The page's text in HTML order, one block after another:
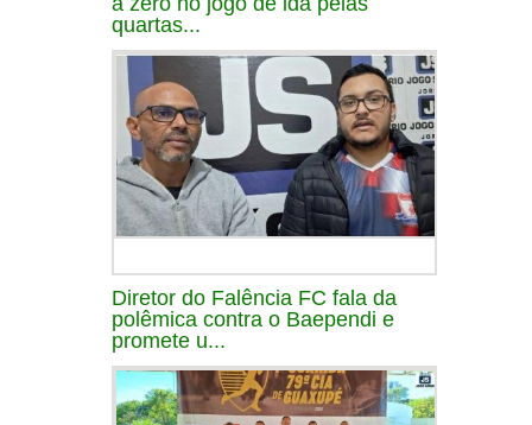
quartas...
Diretor do Falência FC fala da
polêmica contra o Baependi e
promete u...